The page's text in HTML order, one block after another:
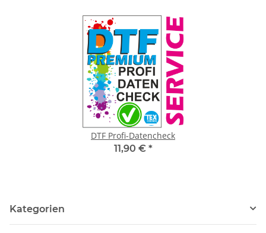
DTF Profi-Datencheck
11,90 € *
Kategorien